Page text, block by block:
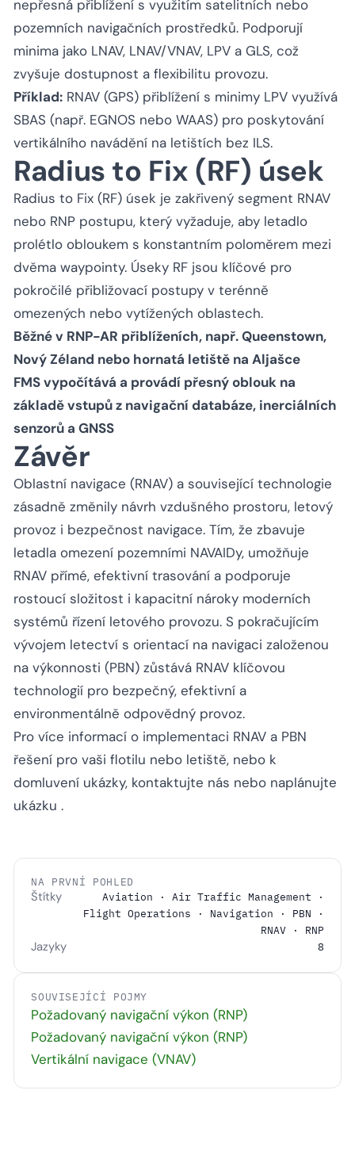
nepřesná přiblížení s využitím satelitních nebo
pozemních navigačních prostředků. Podporují
minima jako LNAV, LNAV/VNAV, LPV a GLS, což
zvyšuje dostupnost a flexibilitu provozu.
Příklad: RNAV (GPS) přiblížení s minimy LPV využívá
SBAS (např. EGNOS nebo WAAS) pro poskytování
vertikálního navádění na letištích bez ILS.
Radius to Fix (RF) úsek
Radius to Fix (RF) úsek je zakřivený segment RNAV
nebo RNP postupu, který vyžaduje, aby letadlo
prolétlo obloukem s konstantním poloměrem mezi
dvěma waypointy. Úseky RF jsou klíčové pro
pokročilé přibližovací postupy v terénně
omezených nebo vytížených oblastech.
Běžné v RNP-AR přiblíženích, např. Queenstown,
Nový Zéland nebo hornatá letiště na Aljašce
FMS vypočítává a provádí přesný oblouk na
základě vstupů z navigační databáze, inerciálních
senzorů a GNSS
Závěr
Oblastní navigace (RNAV) a související technologie
zásadně změnily návrh vzdušného prostoru, letový
provoz i bezpečnost navigace. Tím, že zbavuje
letadla omezení pozemními NAVAIDy, umožňuje
RNAV přímé, efektivní trasování a podporuje
rostoucí složitost i kapacitní nároky moderních
systémů řízení letového provozu. S pokračujícím
vývojem letectví s orientací na navigaci založenou
na výkonnosti (PBN) zůstává RNAV klíčovou
technologií pro bezpečný, efektivní a
environmentálně odpovědný provoz.
Pro více informací o implementaci RNAV a PBN
řešení pro vaši flotilu nebo letiště, nebo k
domluvení ukázky, kontaktujte nás nebo naplánujte
ukázku .
NA PRVNÍ POHLED
Štítky
Aviation · Air Traffic Management ·
Flight Operations · Navigation · PBN ·
RNAV · RNP
Jazyky 8
SOUVISEJÍCÍ POJMY
Požadovaný navigační výkon (RNP)
Požadovaný navigační výkon (RNP)
Vertikální navigace (VNAV)